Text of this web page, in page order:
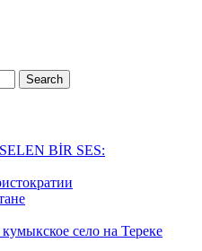
BİR SES:
село на Тереке